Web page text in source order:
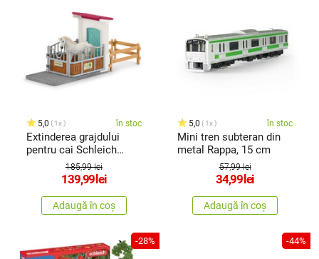
5,0 1x în stoc
Extinderea grajdului
pentru cai Schleich
185,99 lei
139,99 lei
Adaugă în coș
5,0 1x în stoc
Mini tren subteran din
metal Rappa, 15 cm
57,99 lei
34,99 lei
Adaugă în coș
-28% -44%